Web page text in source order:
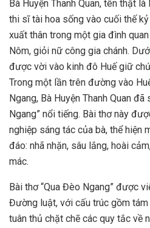
Bà Huyện Thanh Quan, tên thật
thi sĩ tài hoa sống vào cuối thế
xuất thân trong một gia đình
Nôm, giỏi nữ công gia chánh.
được vời vào kinh đô Huế giữ
Trong một lần trên đường vào
Ngang, Bà Huyện Thanh Quan
Ngang” nổi tiếng. Bài thơ này
nghiệp sáng tác của bà, thể hiện
đáo: nhã nhặn, sâu lắng, hoài
mác.
Bài thơ “Qua Đèo Ngang” được
Đường luật, với cấu trúc gồm
tuân thủ chặt chẽ các quy tắc về